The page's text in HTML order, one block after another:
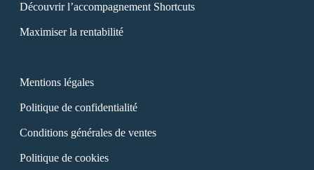
Découvrir l’accompagnement Shortcuts
Maximiser la rentabilité
Mentions légales
Politique de confidentialité
Conditions générales de ventes
Politique de cookies